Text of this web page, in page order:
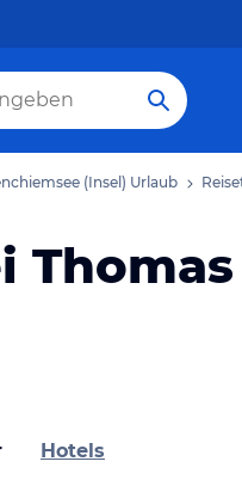
(Insel) Urlaub
Hotels